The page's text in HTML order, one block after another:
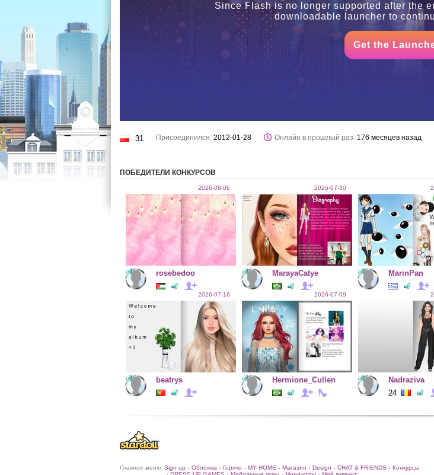
Since Flash is no longer supported after the
downloadable launcher to
Get the
31 Присоединился: 2012-01-28 Онлайн в прошлый раз: 176 месяцев назад
ПОБЕДИТЕЛИ КОНКУРСОВ
2026-08-06
rosebedoo
2026-07-30
MarayaCatye MarinPan
2026-07-16
beatrys
2026-07-09
Hermione_Cullen
Nadraziva
24
Главное меню Sign up • Обложка • Горячо • MY HOME • Магазин • Design • CHAT & FRIENDS • Конкурсы